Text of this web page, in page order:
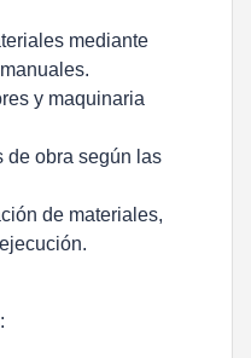
mediante
y maquinaria
de obra según las
de materiales,